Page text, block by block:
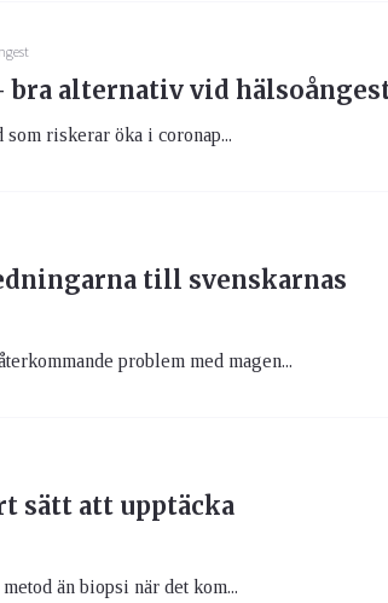
bra alternativ vid
riskerar öka i coronap...
till svenskarnas
problem med magen...
sätt att upptäcka
än biopsi när det kom...